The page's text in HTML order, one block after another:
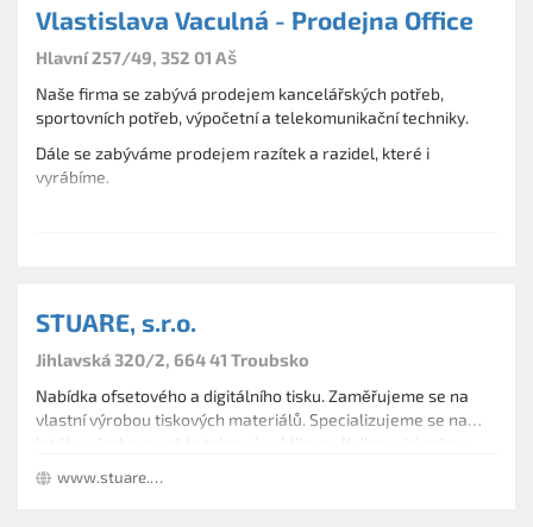
Vlastislava Vaculná - Prodejna Office
Hlavní 257/49, 352 01 Aš
Naše firma se zabývá prodejem kancelářských potřeb,
sportovních potřeb, výpočetní a telekomunikační techniky.
Dále se zabýváme prodejem razítek a razidel, které i
vyrábíme.
STUARE, s.r.o.
Jihlavská 320/2, 664 41 Troubsko
Nabídka ofsetového a digitálního tisku. Zaměřujeme se na
vlastní výrobou tiskových materiálů. Specializujeme se na
integrovaný digitální prepress systém automatizovaného
zpracování dat a další. Provádíme archivaci zakázek a
www.stuare.cz